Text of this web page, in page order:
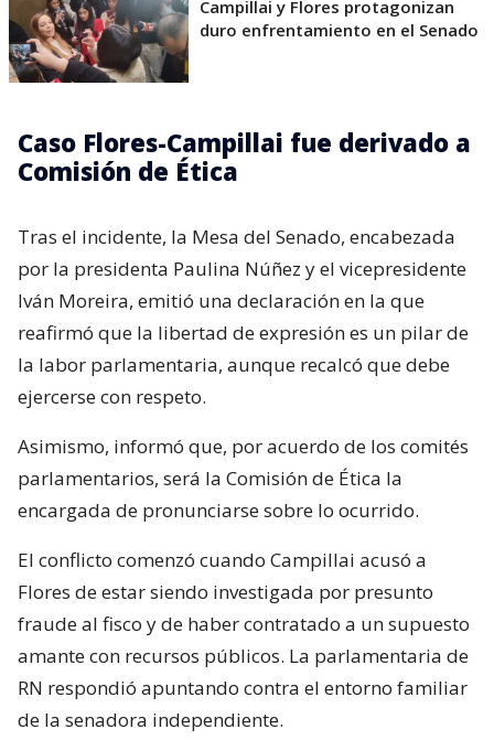
Campillai y Flores protagonizan
duro enfrentamiento en el Senado
Caso Flores-Campillai fue derivado a
Comisión de Ética
Tras el incidente, la Mesa del Senado, encabezada
por la presidenta Paulina Núñez y el vicepresidente
Iván Moreira, emitió una declaración en la que
reafirmó que la libertad de expresión es un pilar de
la labor parlamentaria, aunque recalcó que debe
ejercerse con respeto.
Asimismo, informó que, por acuerdo de los comités
parlamentarios, será la Comisión de Ética la
encargada de pronunciarse sobre lo ocurrido.
El conflicto comenzó cuando Campillai acusó a
Flores de estar siendo investigada por presunto
fraude al fisco y de haber contratado a un supuesto
amante con recursos públicos. La parlamentaria de
RN respondió apuntando contra el entorno familiar
de la senadora independiente.